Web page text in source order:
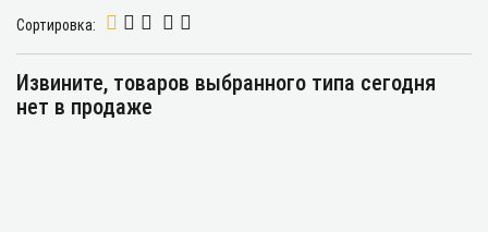
Сортировка:
Извините, товаров выбранного типа сегодня
нет в продаже